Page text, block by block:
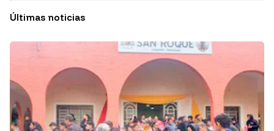
Últimas noticias